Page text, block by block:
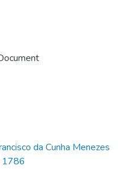
da Cunha Menezes
1786